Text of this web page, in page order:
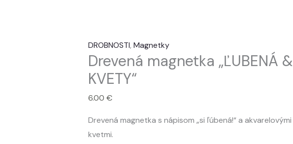
DROBNOSTI, Magnetky
Drevená magnetka „ĽUBENÁ &
KVETY“
6.00 €
Drevená magnetka s nápisom „si ľúbená!“ a akvarelovými
kvetmi.